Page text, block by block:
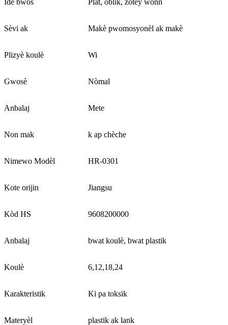
Sèvi ak Makè pwomosyonèl ak makè
Plizyè koulè Wi
Gwosè Nòmal
Anbalaj Mete
Non mak k ap chèche
Nimewo Modèl HR-0301
Kote orijin Jiangsu
Kòd HS 9608200000
Anbalaj bwat koulè, bwat plastik
Koulè 6,12,18,24
Karakteristik Ki pa toksik
Materyèl plastik ak lank